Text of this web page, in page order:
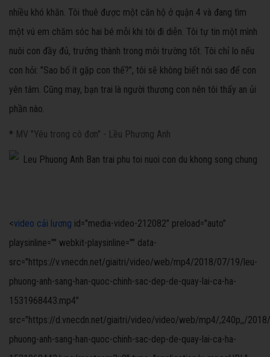
nhiều khó khăn. Tôi thuê được một căn hộ ở quận 4 và đang tìm
một vú em chăm sóc hai bé mỗi khi tôi đi diễn. Tôi tự tin một mình
nuôi con đầy đủ, trưởng thành trong môi trường tốt. Tôi chỉ lo nếu
con hỏi: "Sao bố ít gặp con thế?", tôi sẽ không biết nói sao để con
yên tâm. Cũng may, bạn trai là người thương con nên tôi thấy an ủi
phần nào.
* MV "Yêu trong cô đơn" - Lều Phương Anh
<video cải lương id="media-video-212082" preload="auto"
playsinline="" webkit-playsinline="" data-
src="https://v.vnecdn.net/giaitri/video/web/mp4/2018/07/19/leu-
phuong-anh-sang-han-quoc-chinh-sac-dep-de-quay-lai-ca-ha-
1531968443.mp4"
src="https://d.vnecdn.net/giaitri/video/video/web/mp4/,240p,,/
phuong-anh-sang-han-quoc-chinh-sac-dep-de-quay-lai-ca-ha-